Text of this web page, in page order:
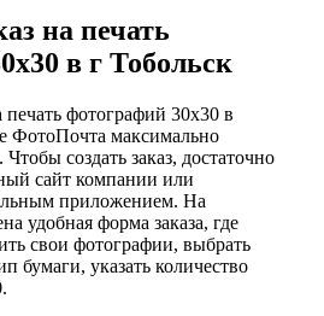
на печать
в г Тобольск
фотографий 30х30 в
ФотоПочта максимально
создать заказ, достаточно
сайт компании или
приложением. На
удобная форма заказа, где
свои фотографии, выбрать
бумаги, указать количество